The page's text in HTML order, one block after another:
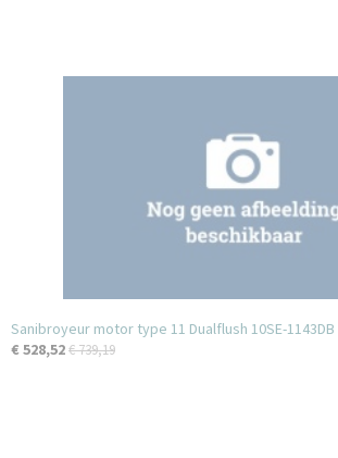
Sanibroyeur motor type 11 Dualflush 10SE-1143DB
€ 528,52€ 739,19